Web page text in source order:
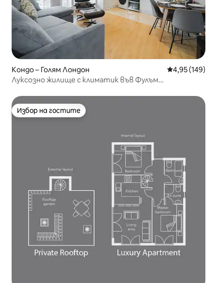
Кондо – Голям Лондон Средна
4,95 (149)
Луксозно жилище с климатик във Фулъм
Избор на гостите
Избор на гостите